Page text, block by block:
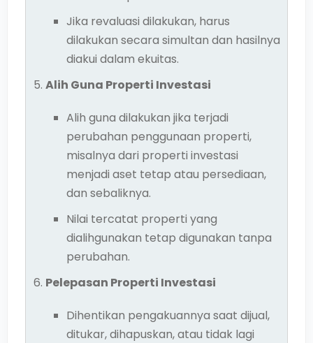
Jika revaluasi dilakukan, harus
dilakukan secara simultan dan hasilnya
diakui dalam ekuitas.
Alih Guna Properti Investasi
Alih guna dilakukan jika terjadi
perubahan penggunaan properti,
misalnya dari properti investasi
menjadi aset tetap atau persediaan,
dan sebaliknya.
Nilai tercatat properti yang
dialihgunakan tetap digunakan tanpa
perubahan.
Pelepasan Properti Investasi
Dihentikan pengakuannya saat dijual,
ditukar, dihapuskan, atau tidak lagi